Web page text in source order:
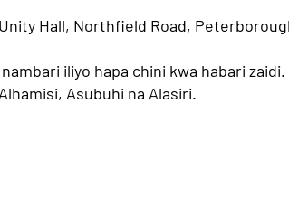
Hall, Northfield Road,
iliyo hapa chini kwa habari zaidi.
Asubuhi na Alasiri.